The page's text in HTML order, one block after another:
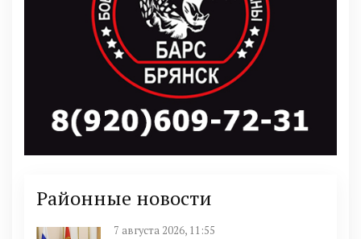
Районные новости
7 августа 2026, 11:55